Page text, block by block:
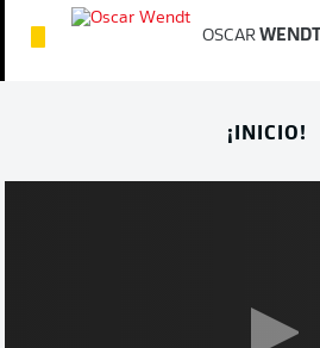
OSCAR WENDT
¡INICIO!